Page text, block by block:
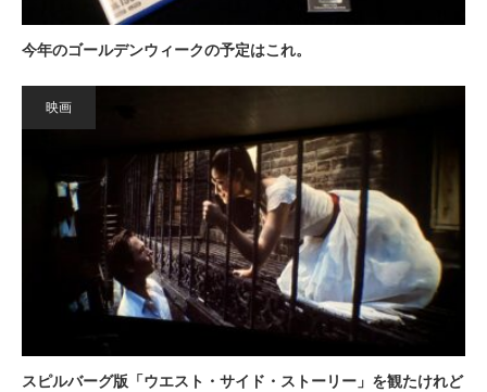
今年のゴールデンウィークの予定はこれ。
映画
スピルバーグ版「ウエスト・サイド・ストーリー」を観たけれど